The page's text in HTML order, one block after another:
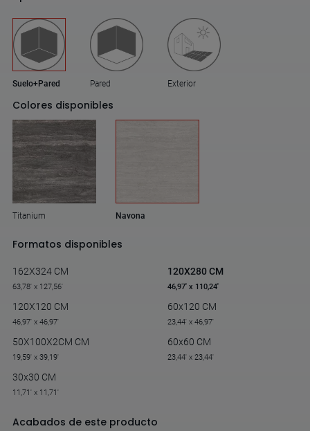
Suelo+Pared Pared Exterior
Colores disponibles
Titanium Navona
Formatos disponibles
162X324 CM
63,78' x 127,56'
120X280 CM
46,97' x 110,24'
120X120 CM
46,97' x 46,97'
60x120 CM
23,44' x 46,97'
50X100X2CM CM
19,59' x 39,19'
60x60 CM
23,44' x 23,44'
30x30 CM
11,71' x 11,71'
Acabados de este producto